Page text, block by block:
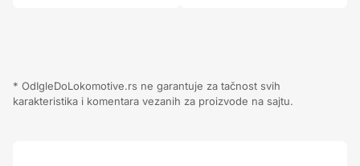
* OdIgleDoLokomotive.rs ne garantuje za tačnost svih
karakteristika i komentara vezanih za proizvode na sajtu.